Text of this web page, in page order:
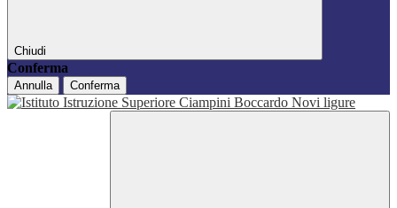
Chiudi
Conferma
Annulla Conferma